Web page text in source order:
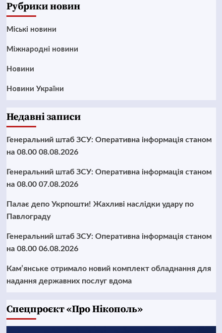
Рубрики новин
Mіські новини
Міжнародні новини
Новини
Новини України
Недавні записи
Генеральний штаб ЗСУ: Оперативна інформація станом
на 08.00 08.08.2026
Генеральний штаб ЗСУ: Оперативна інформація станом
на 08.00 07.08.2026
Палає депо Укрпошти! Жахливі наслідки удару по
Павлограду
Генеральний штаб ЗСУ: Оперативна інформація станом
на 08.00 06.08.2026
Кам’янське отримало новий комплект обладнання для
надання державних послуг вдома
Cпецпроєкт «Про Нікополь»